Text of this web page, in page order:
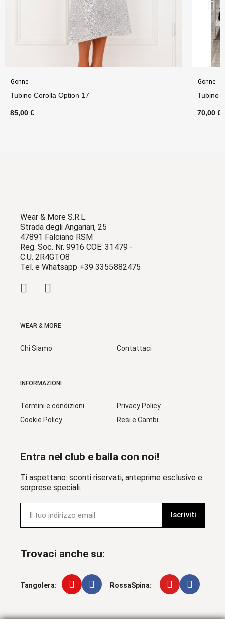
Gonne
Tubino Corolla Option 17
85,00 €
Gonne
Tubino
70,00 €
Wear & More S.R.L.
Strada degli Angariari, 25
47891 Falciano RSM
Reg. Soc. Nr. 9916 COE: 31479 -
C.U. 2R4GTO8
Tel. e Whatsapp +39 3355882475
WEAR & MORE
Chi Siamo Contattaci
INFORMAZIONI
Termini e condizioni
Cookie Policy
Privacy Policy
Resi e Cambi
Entra nel club e balla con noi!
Ti aspettano: sconti riservati, anteprime esclusive e
sorprese speciali.
Iscriviti
Trovaci anche su:
Tangolera: RossaSpina: